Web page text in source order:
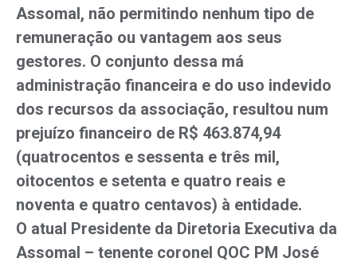
Assomal, não permitindo nenhum tipo de
remuneração ou vantagem aos seus
gestores. O conjunto dessa má
administração financeira e do uso indevido
dos recursos da associação, resultou num
prejuízo financeiro de R$ 463.874,94
(quatrocentos e sessenta e três mil,
oitocentos e setenta e quatro reais e
noventa e quatro centavos) à entidade.
O atual Presidente da Diretoria Executiva da
Assomal – tenente coronel QOC PM José